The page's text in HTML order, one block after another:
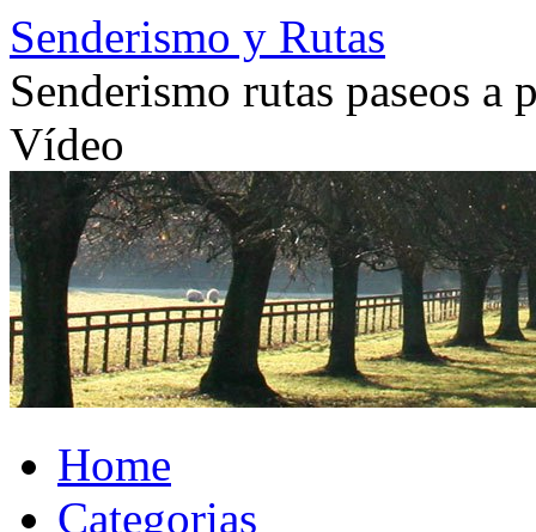
Skip
to
content
Senderismo y Rutas
Senderismo rutas paseos
Vídeo
Home
Categorias